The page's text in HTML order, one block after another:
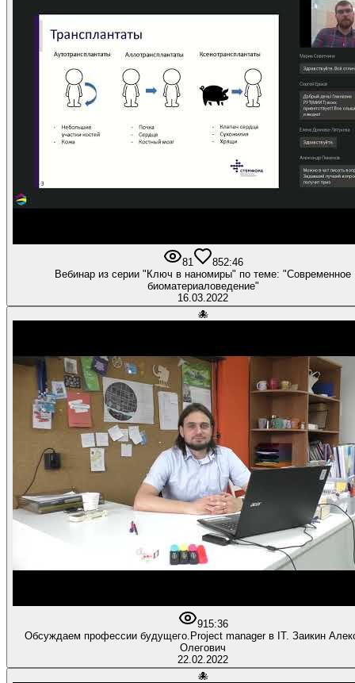
81 852:46
Вебинар из серии "Ключ в наномиры" по теме: "Современное
биоматериаловедение"
16.03.2022
🐙
915:36
Обсуждаем профессии будущего.Project manager в IT. Заикин
Олегович
22.02.2022
🐙